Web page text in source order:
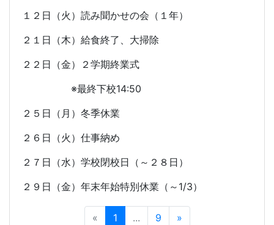
１２日（火）読み聞かせの会（１年）
２１日（木）給食終了、大掃除
２２日（金）２学期終業式
※最終下校14:50
２５日（月）冬季休業
２６日（火）仕事納め
２７日（水）学校閉校日（～２８日）
２９日（金）年末年始特別休業（～ 1/3）
« 1 ... 9 »